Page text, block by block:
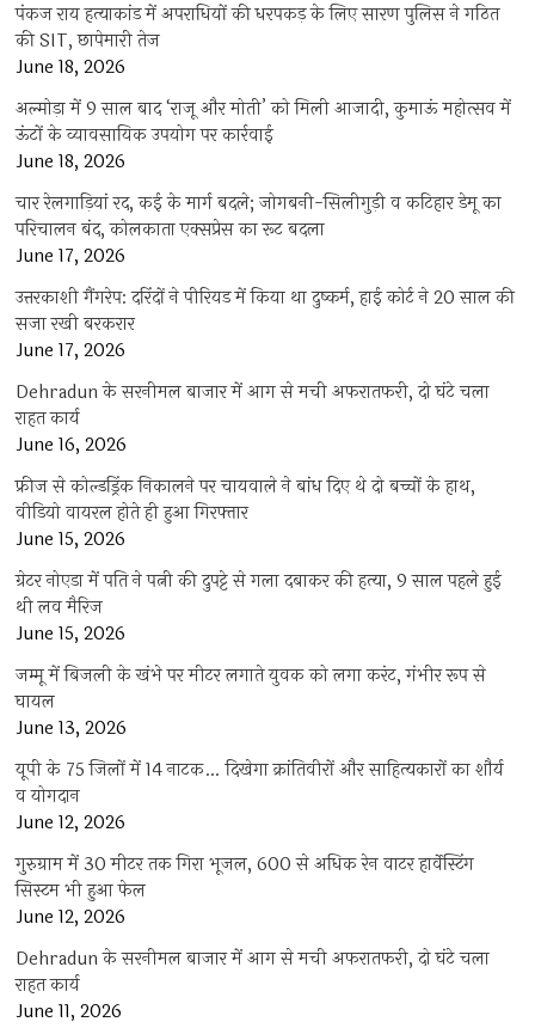
पंकज राय हत्याकांड में अपराधियों की धरपकड़ के लिए सारण पुलिस ने गठित
की SIT, छापेमारी तेज
June 18, 2026
अल्मोड़ा में 9 साल बाद ‘राजू और मोती’ को मिली आजादी, कुमाऊं महोत्सव में
ऊंटों के व्यावसायिक उपयोग पर कार्रवाई
June 18, 2026
चार रेलगाड़ियां रद, कई के मार्ग बदले; जोगबनी-सिलीगुड़ी व कटिहार डेमू का
परिचालन बंद, कोलकाता एक्सप्रेस का रूट बदला
June 17, 2026
उत्तरकाशी गैंगरेप: दरिंदों ने पीरियड में किया था दुष्कर्म, हाई कोर्ट ने 20 साल की
सजा रखी बरकरार
June 17, 2026
Dehradun के सरनीमल बाजार में आग से मची अफरातफरी, दो घंटे चला
राहत कार्य
June 16, 2026
फ्रीज से कोल्डड्रिंक निकालने पर चायवाले ने बांध दिए थे दो बच्चों के हाथ,
वीडियो वायरल होते ही हुआ गिरफ्तार
June 15, 2026
ग्रेटर नोएडा में पति ने पत्नी की दुपट्टे से गला दबाकर की हत्या, 9 साल पहले हुई
थी लव मैरिज
June 15, 2026
जम्मू में बिजली के खंभे पर मीटर लगाते युवक को लगा करंट, गंभीर रूप से
घायल
June 13, 2026
यूपी के 75 जिलों में 14 नाटक… दिखेगा क्रांतिवीरों और साहित्यकारों का शौर्य
व योगदान
June 12, 2026
गुरुग्राम में 30 मीटर तक गिरा भूजल, 600 से अधिक रेन वाटर हार्वेस्टिंग
सिस्टम भी हुआ फेल
June 12, 2026
Dehradun के सरनीमल बाजार में आग से मची अफरातफरी, दो घंटे चला
राहत कार्य
June 11, 2026